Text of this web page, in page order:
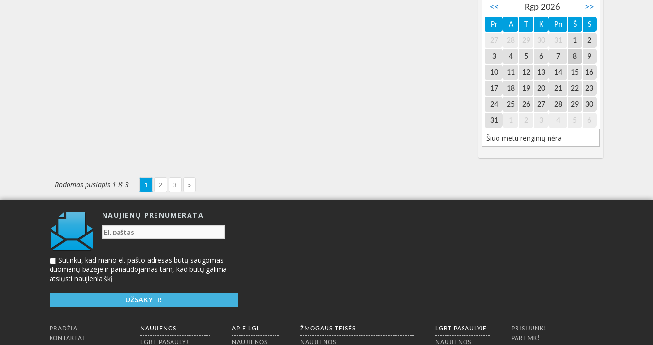
<<
Rgp 2026 >>
Pr A T K Pn Š S
27 28 29 30 31 1 2
3 4 5 6 7 8 9
10 11 12 13 14 15 16
17 18 19 20 21 22 23
24 25 26 27 28 29 30
31 1 2 3 4 5 6
Šiuo metu renginių nėra
Rodomas puslapis 1 iš 3 1 2 3 »
NAUJIENŲ PRENUMERATA
Sutinku, kad mano el. pašto adresas būtų saugomas
duomenų bazėje ir panaudojamas tam, kad būtų galima
atsiųsti naujienlaiškį
Apatinis meniu
PRADŽIA
KONTAKTAI
NAUJIENOS
LGBT PASAULYJE
APIE LGL
NAUJIENOS
ŽMOGAUS TEISĖS
NAUJIENOS
LGBT PASAULYJE
NAUJIENOS
PRISIJUNK!
PAREMK!